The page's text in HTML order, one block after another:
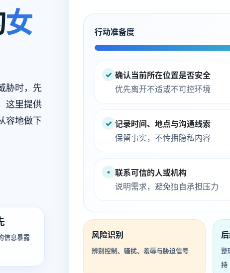
女
胁时，先
这里提供
容地做下
信息暴露
行动准备度
✓ 确认当前所在位置是否安全
优先离开不适或不可控环境
✓ 记录时间、地点与沟通线索
保留事实，不传播隐私内容
• 联系可信的人或机构
说明需求，避免独自承担压力
风险识别
辨别控制、骚扰、羞辱与胁迫信号
整
持